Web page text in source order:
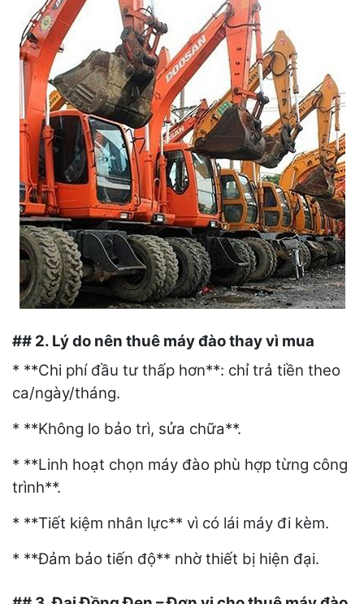
## 2. Lý do nên thuê máy đào thay vì mua
* **Chi phí đầu tư thấp hơn**: chỉ trả tiền theo
ca/ngày/tháng.
* **Không lo bảo trì, sửa chữa**.
* **Linh hoạt chọn máy đào phù hợp từng công
trình**.
* **Tiết kiệm nhân lực** vì có lái máy đi kèm.
* **Đảm bảo tiến độ** nhờ thiết bị hiện đại.